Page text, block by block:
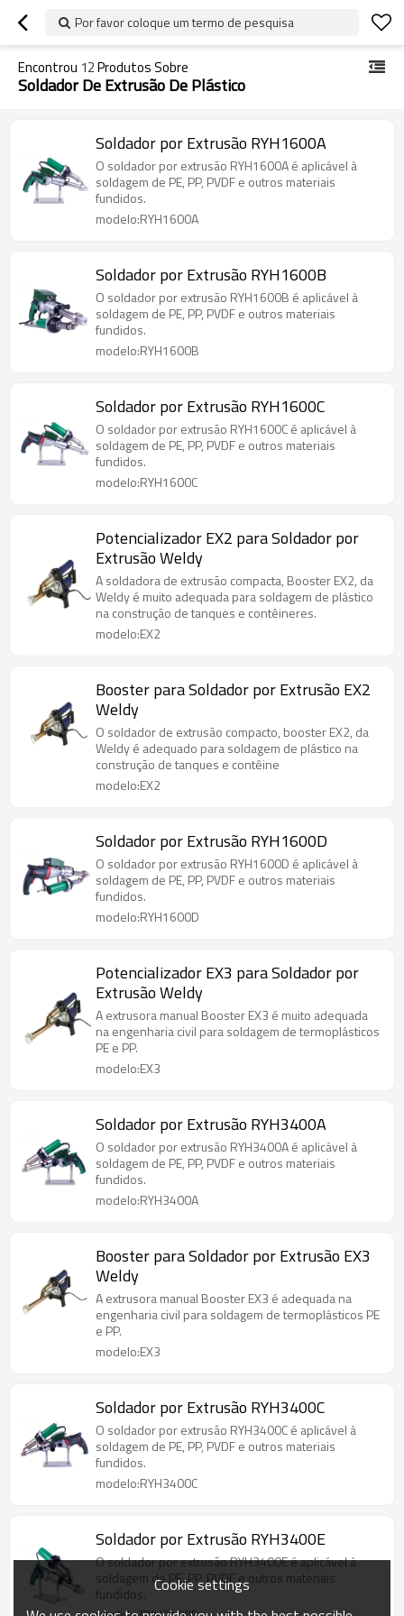
Por favor coloque um termo de pesquisa
Encontrou 12Produtos Sobre
Soldador De Extrusão De Plástico
Soldador por Extrusão RYH1600A
O soldador por extrusão RYH1600A é aplicável à
soldagem de PE, PP, PVDF e outros materiais
fundidos.
modelo:RYH1600A
Soldador por Extrusão RYH1600B
O soldador por extrusão RYH1600B é aplicável à
soldagem de PE, PP, PVDF e outros materiais
fundidos.
modelo:RYH1600B
Soldador por Extrusão RYH1600C
O soldador por extrusão RYH1600C é aplicável à
soldagem de PE, PP, PVDF e outros materiais
fundidos.
modelo:RYH1600C
Potencializador EX2 para Soldador por
Extrusão Weldy
A soldadora de extrusão compacta, Booster EX2, da
Weldy é muito adequada para soldagem de plástico
na construção de tanques e contêineres.
modelo:EX2
Booster para Soldador por Extrusão EX2
Weldy
O soldador de extrusão compacto, booster EX2, da
Weldy é adequado para soldagem de plástico na
construção de tanques e contêine
modelo:EX2
Soldador por Extrusão RYH1600D
O soldador por extrusão RYH1600D é aplicável à
soldagem de PE, PP, PVDF e outros materiais
fundidos.
modelo:RYH1600D
Potencializador EX3 para Soldador por
Extrusão Weldy
A extrusora manual Booster EX3 é muito adequada
na engenharia civil para soldagem de termoplásticos
PE e PP.
modelo:EX3
Soldador por Extrusão RYH3400A
O soldador por extrusão RYH3400A é aplicável à
soldagem de PE, PP, PVDF e outros materiais
fundidos.
modelo:RYH3400A
Booster para Soldador por Extrusão EX3
Weldy
A extrusora manual Booster EX3 é adequada na
engenharia civil para soldagem de termoplásticos PE
e PP.
modelo:EX3
Soldador por Extrusão RYH3400C
O soldador por extrusão RYH3400C é aplicável à
soldagem de PE, PP, PVDF e outros materiais
fundidos.
modelo:RYH3400C
Soldador por Extrusão RYH3400E
O soldador por extrusão RYH3400E é aplicável à
soldagem de PE, PP, PVDF e outros materiais
fundidos. Cookie settings